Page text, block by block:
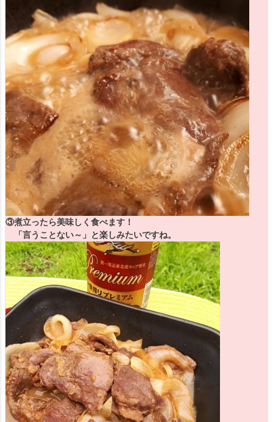
③煮立ったら美味しく食べます！
「言うことない～」と楽しみたいですね。